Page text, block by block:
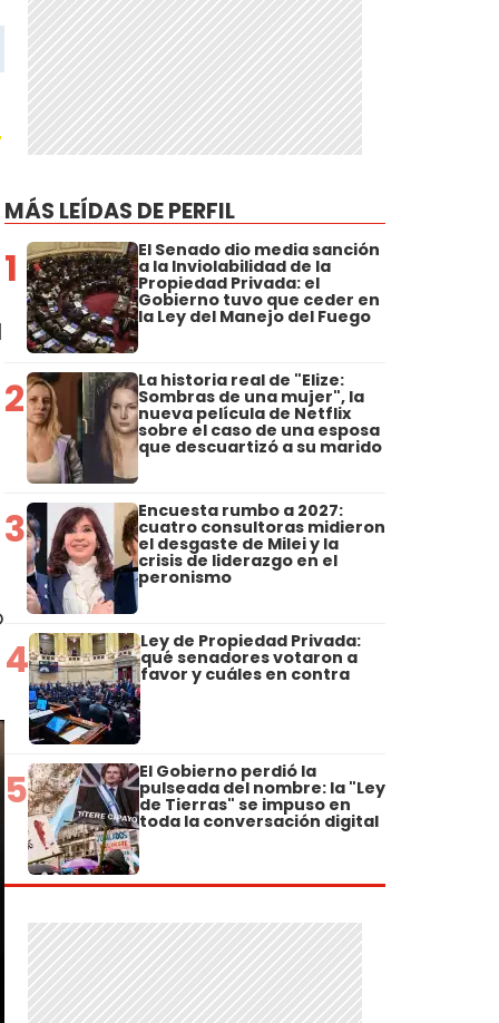
MÁS LEÍDAS DE PERFIL
1 El Senado dio media sanción
a la Inviolabilidad de la
Propiedad Privada: el
Gobierno tuvo que ceder en
la Ley del Manejo del Fuego
2 La historia real de "Elize:
Sombras de una mujer", la
nueva película de Netflix
sobre el caso de una esposa
que descuartizó a su marido
3 Encuesta rumbo a 2027:
cuatro consultoras midieron
el desgaste de Milei y la
crisis de liderazgo en el
peronismo
4 Ley de Propiedad Privada:
qué senadores votaron a
favor y cuáles en contra
5 El Gobierno perdió la
pulseada del nombre: la "Ley
de Tierras" se impuso en
toda la conversación digital